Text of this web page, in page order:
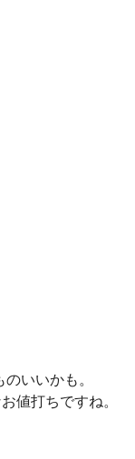
いいかも。
値打ちですね。